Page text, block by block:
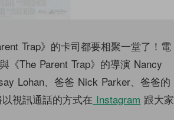
Trap》的卡司都要相聚一堂了！電
《The Parent Trap》的導演 Nancy
Lohan、爸爸 Nick Parker、爸爸的
視訊通話的方式在 Instagram 跟大家